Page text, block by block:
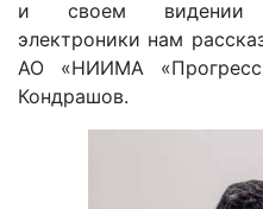
и своем видении
электроники нам
АО «НИИМА
Кондрашов.